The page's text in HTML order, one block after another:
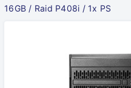
16GB / Raid P408i / 1x PS